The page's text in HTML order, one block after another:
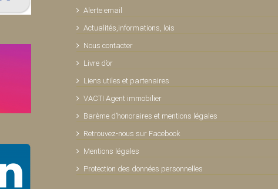
Alerte email
Actualités,informations, lois
Nous contacter
Livre d’or
Liens utiles et partenaires
VACTI Agent immobilier
Barème d’honoraires et mentions légales
Retrouvez-nous sur Facebook
Mentions légales
Protection des données personnelles